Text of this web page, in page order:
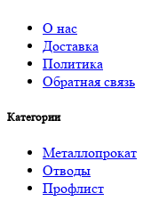
О нас
Доставка
Политика
Обратная связь
Категории
Металлопрокат
Отводы
Профлист